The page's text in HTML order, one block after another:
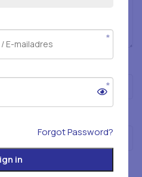
website opslaan in deze
Forgot Password?
in